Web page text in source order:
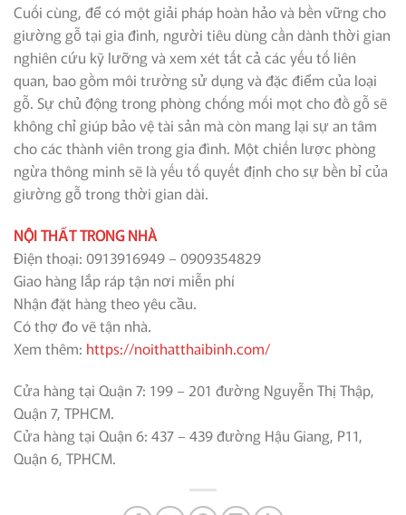
Cuối cùng, để có một giải pháp hoàn hảo và bền vững cho
giường gỗ tại gia đình, người tiêu dùng cần dành thời gian
nghiên cứu kỹ lưỡng và xem xét tất cả các yếu tố liên
quan, bao gồm môi trường sử dụng và đặc điểm của loại
gỗ. Sự chủ động trong phòng chống mối mọt cho đồ gỗ sẽ
không chỉ giúp bảo vệ tài sản mà còn mang lại sự an tâm
cho các thành viên trong gia đình. Một chiến lược phòng
ngừa thông minh sẽ là yếu tố quyết định cho sự bền bỉ của
giường gỗ trong thời gian dài.
NỘI THẤT TRONG NHÀ
Điện thoại: 0913916949 – 0909354829
Giao hàng lắp ráp tận nơi miễn phí
Nhận đặt hàng theo yêu cầu.
Có thợ đo vẽ tận nhà.
Xem thêm: https://noithatthaibinh.com/
Cửa hàng tại Quận 7: 199 – 201 đường Nguyễn Thị Thập,
Quận 7, TPHCM.
Cửa hàng tại Quận 6: 437 – 439 đường Hậu Giang, P11,
Quận 6, TPHCM.